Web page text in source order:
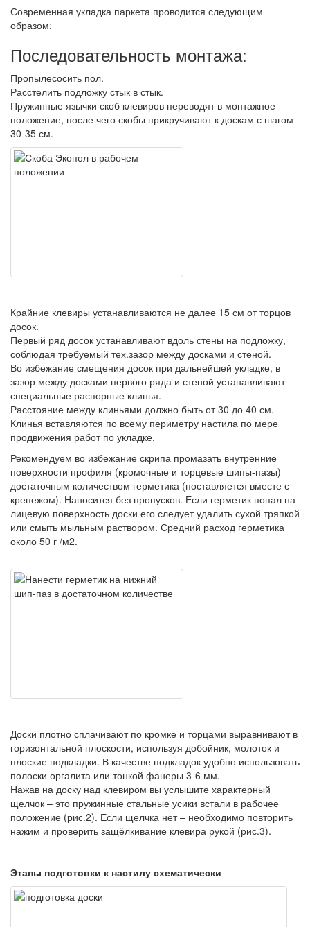
Современная укладка паркета проводится следующим
образом:
Последовательность монтажа:
Пропылесосить пол.
Расстелить подложку стык в стык.
Пружинные язычки скоб клевиров переводят в монтажное
положение, после чего скобы прикручивают к доскам с шагом
30-35 см.
Крайние клевиры устанавливаются не далее 15 см от торцов
досок.
Первый ряд досок устанавливают вдоль стены на подложку,
соблюдая требуемый тех.зазор между досками и стеной.
Во избежание смещения досок при дальнейшей укладке, в
зазор между досками первого ряда и стеной устанавливают
специальные распорные клинья.
Расстояние между клиньями должно быть от 30 до 40 см.
Клинья вставляются по всему периметру настила по мере
продвижения работ по укладке.
Рекомендуем во избежание скрипа промазать внутренние
поверхности профиля (кромочные и торцевые шипы-пазы)
достаточным количеством герметика (поставляется вместе с
крепежом). Наносится без пропусков. Если герметик попал на
лицевую поверхность доски его следует удалить сухой тряпкой
или смыть мыльным раствором. Средний расход герметика
около 50 г /м2.
Доски плотно сплачивают по кромке и торцами выравнивают в
горизонтальной плоскости, используя добойник, молоток и
плоские подкладки. В качестве подкладок удобно использовать
полоски оргалита или тонкой фанеры 3-6 мм.
Нажав на доску над клевиром вы услышите характерный
щелчок – это пружинные стальные усики встали в рабочее
положение (рис.2). Если щелчка нет – необходимо повторить
нажим и проверить защёлкивание клевира рукой (рис.3).
Этапы подготовки к настилу схематически